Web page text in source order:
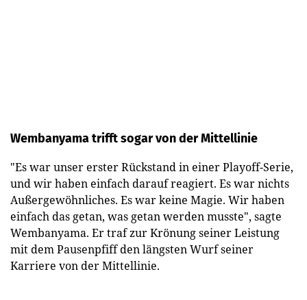
Wembanyama trifft sogar von der Mittellinie
"Es war unser erster Rückstand in einer Playoff-Serie,
und wir haben einfach darauf reagiert. Es war nichts
Außergewöhnliches. Es war keine Magie. Wir haben
einfach das getan, was getan werden musste", sagte
Wembanyama. Er traf zur Krönung seiner Leistung
mit dem Pausenpfiff den längsten Wurf seiner
Karriere von der Mittellinie.